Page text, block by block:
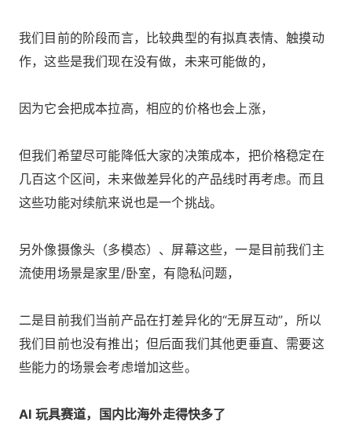
我们目前的阶段而言，比较典型的有拟真表情、触摸动
作，这些是我们现在没有做，未来可能做的，
因为它会把成本拉高，相应的价格也会上涨，
但我们希望尽可能降低大家的决策成本，把价格稳定在
几百这个区间，未来做差异化的产品线时再考虑。而且
这些功能对续航来说也是一个挑战。
另外像摄像头（多模态）、屏幕这些，一是目前我们主
流使用场景是家里/卧室，有隐私问题，
二是目前我们当前产品在打差异化的“无屏互动”，所以
我们目前也没有推出；但后面我们其他更垂直、需要这
些能力的场景会考虑增加这些。
AI 玩具赛道，国内比海外走得快多了